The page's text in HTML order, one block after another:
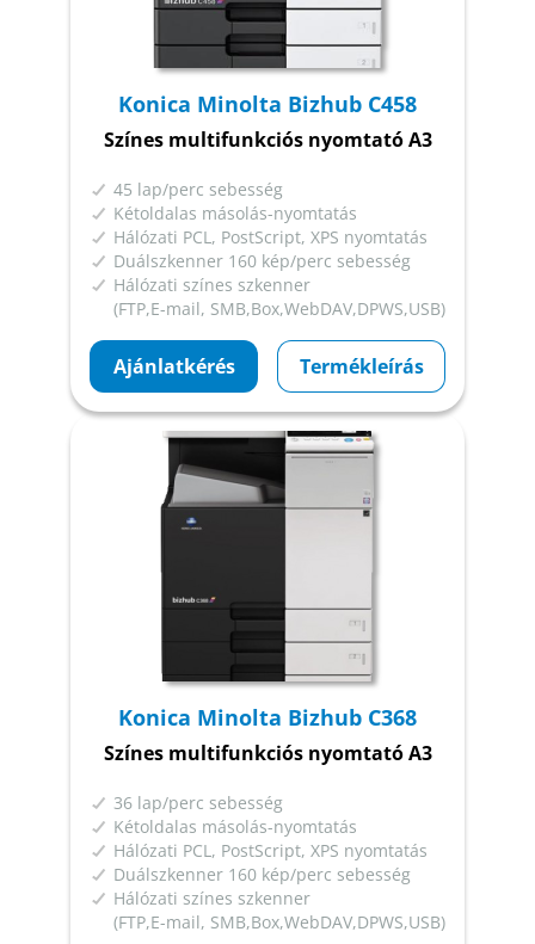
Konica Minolta Bizhub C458
Színes multifunkciós nyomtató A3
45 lap/perc sebesség
Kétoldalas másolás-nyomtatás
Hálózati PCL, PostScript, XPS nyomtatás
Duálszkenner 160 kép/perc sebesség
Hálózati színes szkenner
(FTP,E-mail, SMB,Box,WebDAV,DPWS,USB)
Ajánlatkérés Termékleírás
Konica Minolta Bizhub C368
Színes multifunkciós nyomtató A3
36 lap/perc sebesség
Kétoldalas másolás-nyomtatás
Hálózati PCL, PostScript, XPS nyomtatás
Duálszkenner 160 kép/perc sebesség
Hálózati színes szkenner
(FTP,E-mail, SMB,Box,WebDAV,DPWS,USB)